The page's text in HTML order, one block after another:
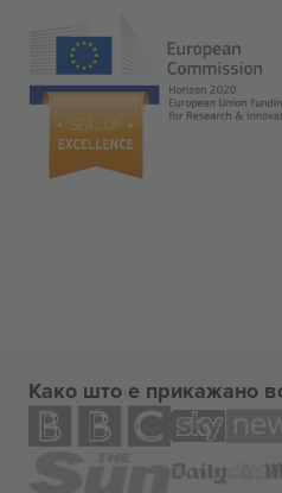
Како што е прикажано